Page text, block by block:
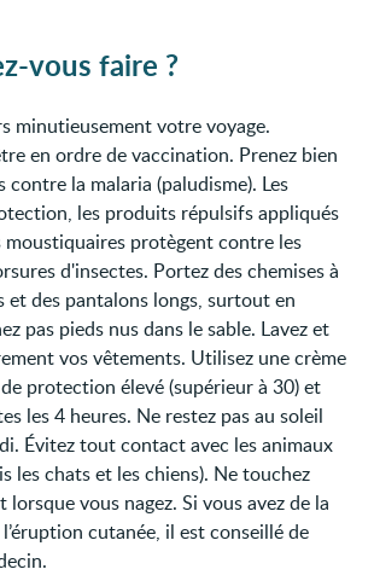
vous faire ?
minutieusement votre voyage.
en ordre de vaccination. Prenez bien
contre la malaria (paludisme). Les
les produits répulsifs appliqués
moustiquaires protègent contre les
d'insectes. Portez des chemises à
et des pantalons longs, surtout en
pas pieds nus dans le sable. Lavez et
vos vêtements. Utilisez une crème
protection élevé (supérieur à 30) et
les 4 heures. Ne restez pas au soleil
Évitez tout contact avec les animaux
les chats et les chiens). Ne touchez
vous nagez. Si vous avez de la
cutanée, il est conseillé de